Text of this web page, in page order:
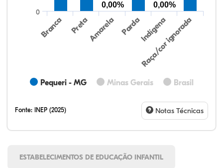
Pequeri - MG Minas Gerais Brasil
Branca PretaAmarela PardaIndígena
Raça/cor ignorada
0
0,00% 0,00%
Fonte: INEP (2025) Notas Técnicas
ESTABELECIMENTOS DE EDUCAÇÃO INFANTIL